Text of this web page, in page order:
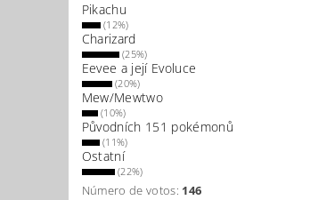
Pikachu
(12%)
Charizard
(25%)
Eevee a její Evoluce
(20%)
Mew/Mewtwo
(10%)
Původních 151 pokémonů
(11%)
Ostatní
(22%)
Número de votos: 146